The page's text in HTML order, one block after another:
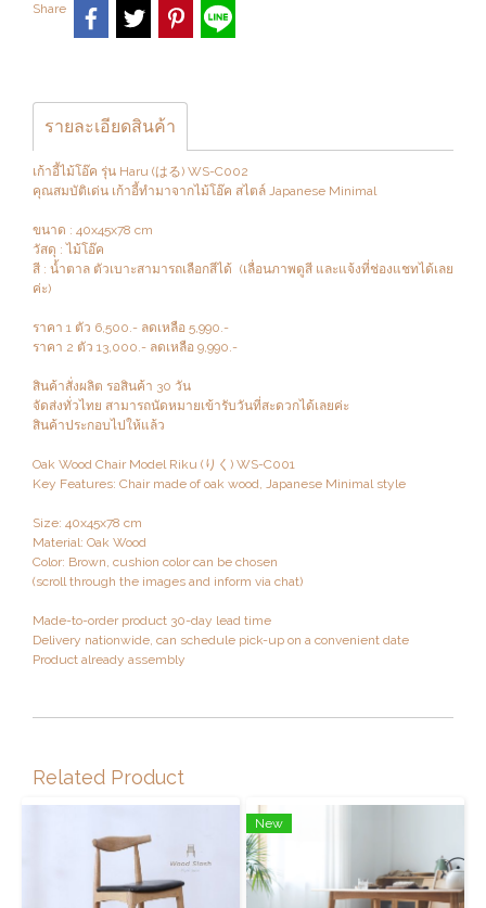
Share
รายละเอียดสินค้า
เก้าอี้ไม้โอ๊ค รุ่น Haru (はる) WS-C002
คุณสมบัติเด่น เก้าอี้ทำมาจากไม้โอ๊ค สไตล์ Japanese Minimal
ขนาด : 40x45x78 cm
วัสดุ : ไม้โอ๊ค
สี : น้ำตาล ตัวเบาะสามารถเลือกสีได้ (เลื่อนภาพดูสี และแจ้งที่ช่องแชทได้เลย
ค่ะ)
ราคา 1 ตัว 6,500.- ลดเหลือ 5,990.-
ราคา 2 ตัว 13,000.- ลดเหลือ 9,990.-
สินค้าสั่งผลิต รอสินค้า 30 วัน
จัดส่งทั่วไทย สามารถนัดหมายเข้ารับวันที่สะดวกได้เลยค่ะ
สินค้าประกอบไปให้แล้ว
Oak Wood Chair Model Riku (りく) WS-C001
Key Features: Chair made of oak wood, Japanese Minimal style
Size: 40x45x78 cm
Material: Oak Wood
Color: Brown, cushion color can be chosen
(scroll through the images and inform via chat)
Made-to-order product 30-day lead time
Delivery nationwide, can schedule pick-up on a convenient date
Product already assembly
Related Product
New